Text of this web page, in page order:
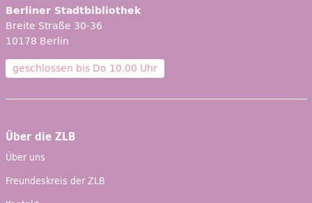
Berliner Stadtbibliothek
Breite Straße 30-36
10178 Berlin
geschlossen bis Do 10.00 Uhr
Über die ZLB
Über uns
Freundeskreis der ZLB